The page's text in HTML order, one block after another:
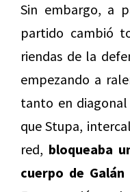
Sin embargo, a
partido cambió
riendas de la
empezando a
tanto en
que Stupa,
red, bloqueaba
cuerpo de Galán